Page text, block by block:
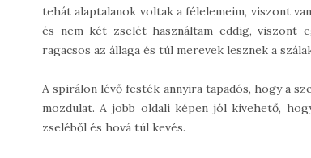
tehát alaptalanok voltak a félelemeim, viszont
és nem két zselét használtam eddig, viszont
ragacsos az állaga és túl merevek lesznek a
A spirálon lévő festék annyira tapadós, hogy a
mozdulat. A jobb oldali képen jól kivehető,
zseléből és hová túl kevés.